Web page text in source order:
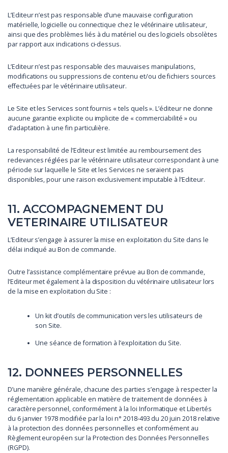
L’Editeur n’est pas responsable d’une mauvaise configuration
matérielle, logicielle ou connectique chez le vétérinaire utilisateur,
ainsi que des problèmes liés à du matériel ou des logiciels obsolètes
par rapport aux indications ci-dessus.
L’Editeur n’est pas responsable des mauvaises manipulations,
modifications ou suppressions de contenu et/ou de fichiers sources
effectuées par le vétérinaire utilisateur.
Le Site et les Services sont fournis « tels quels ». L’éditeur ne donne
aucune garantie explicite ou implicite de « commerciabilité » ou
d’adaptation à une fin particulière.
La responsabilité de l’Editeur est limitée au remboursement des
redevances réglées par le vétérinaire utilisateur correspondant à une
période sur laquelle le Site et les Services ne seraient pas
disponibles, pour une raison exclusivement imputable à l’Editeur.
11. ACCOMPAGNEMENT DU
VETERINAIRE UTILISATEUR
L’Editeur s’engage à assurer la mise en exploitation du Site dans le
délai indiqué au Bon de commande.
Outre l’assistance complémentaire prévue au Bon de commande,
l’Editeur met également à la disposition du vétérinaire utilisateur lors
de la mise en exploitation du Site :
Un kit d’outils de communication vers les utilisateurs de
son Site.
Une séance de formation à l’exploitation du Site.
12. DONNEES PERSONNELLES
D’une manière générale, chacune des parties s’engage à respecter la
réglementation applicable en matière de traitement de données à
caractère personnel, conformément à la loi Informatique et Libertés
du 6 janvier 1978 modifiée par la loi n° 2018-493 du 20 juin 2018 relative
à la protection des données personnelles et conformément au
Règlement européen sur la Protection des Données Personnelles
(RGPD).